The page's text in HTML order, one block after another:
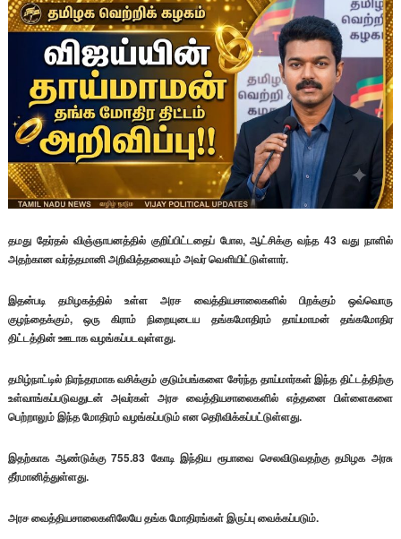
தமது தேர்தல் விஞ்ஞாபனத்தில் குறிப்பிட்டதைப் போல, ஆட்சிக்கு வந்த 43 வது நாளில்
அதற்கான வர்த்தமானி அறிவித்தலையும் அவர் வௌியிட்டுள்ளார்.
இதன்படி தமிழகத்தில் உள்ள அரச வைத்தியசாலைகளில் பிறக்கும் ஒவ்வொரு
குழந்தைக்கும், ஒரு கிராம் நிறையுடைய தங்கமோதிரம்​ தாய்மாமன் தங்கமோதிர
திட்டத்தின் ஊடாக வழங்கப்படவுள்ளது.
தமிழ்நாட்டில் நிரந்தரமாக வசிக்கும் குடும்பங்களை சேர்ந்த தாய்மார்கள் இந்த திட்டத்திற்கு
உள்வாங்கப்படுவதுடன் அவர்கள் அரச வைத்தியசாலைகளில் எத்தனை பிள்ளைகளை
பெற்றாலும் இந்த மோதிரம் வழங்கப்படும் என தெரிவிக்கப்பட்டுள்ளது.
இதற்காக ஆண்டுக்கு 755.83 கோடி இந்திய ரூபாவை செலவிடுவதற்கு தமிழக அரசு
தீர்மானித்துள்ளது.
அரச வைத்தியசாலைகளிலேயே தங்க மோதிரங்கள் இருப்பு வைக்கப்படும்.